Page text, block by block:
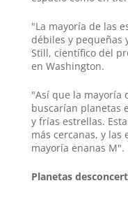
"La mayoría de las
débiles y pequeñas
Still, científico del
en Washington.
"Así que la mayoría
buscarían planetas
y frías estrellas.
más cercanas, y las
mayoría enanas M".
Planetas